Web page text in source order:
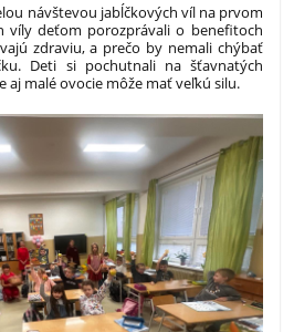
návštevou jabĺčkových víl na prvom
víly deťom porozprávali o benefitoch
zdraviu, a prečo by nemali chýbať
Deti si pochutnali na šťavnatých
aj malé ovocie môže mať veľkú silu.